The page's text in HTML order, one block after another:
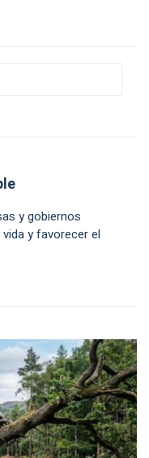
y gobiernos
y favorecer el